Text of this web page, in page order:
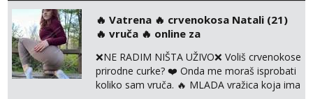
Tel:064/677-677- Kod: #106
tel:0,93€ - mob:1,12€ min
Žana
Razgovaram :)
uz slike i hot line pozive. Za vas sam
pripremila i slike s licem u raznim
kombinacijama isto kao i razna videa 😈
Volim kinky stvari i dominaciju 🤫 ...
‎️‍🔥 Vatrena ‎️‍🔥 crvenokosa Natali (21)
‎️‍🔥 vruča‎ ️‍🔥 online za
❌NE RADIM NIŠTA UŽIVO❌ Voliš crvenokose
prirodne curke? ❤️ Onda me moraš isprobati
koliko sam vruča.‎ ️‍🔥 MLADA vražica koja ima